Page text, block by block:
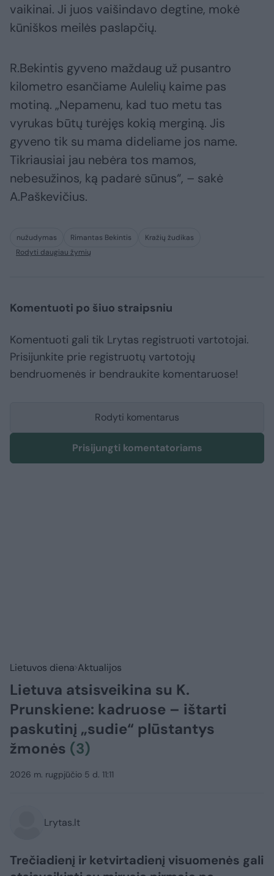
vaikinai. Ji juos vaišindavo degtine, mokė
kūniškos meilės paslapčių.
R.Bekintis gyveno maždaug už pusantro
kilometro esančiame Aulelių kaime pas
motiną. „Nepamenu, kad tuo metu tas
vyrukas būtų turėjęs kokią merginą. Jis
gyveno tik su mama dideliame jos name.
Tikriausiai jau nebėra tos mamos,
nebesužinos, ką padarė sūnus“, – sakė
A.Paškevičius.
nužudymas Rimantas Bekintis
Kražių žudikas
Rodyti daugiau žymių
Komentuoti po šiuo straipsniu
Komentuoti gali tik Lrytas registruoti vartotojai.
Prisijunkite prie registruotų vartotojų
bendruomenės ir bendraukite komentaruose!
Rodyti komentarus
Prisijungti komentatoriams
Lietuvos diena Aktualijos
Lietuva atsisveikina su K.
Prunskiene: kadruose – ištarti
paskutinį „sudie“ plūstantys
žmonės (3)
2026 m. rugpjūčio 5 d. 11:11
Lrytas.lt
Trečiadienį ir ketvirtadienį visuomenės gali